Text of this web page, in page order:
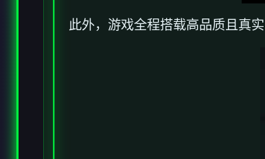
此外，游戏全程搭载高品质且真